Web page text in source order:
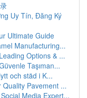
Uy Tín, Đăng Ký
Ultimate Guide
Manufacturing...
Options & ...
Taşıman...
och städ i K...
Pavement ...
Media Expert...